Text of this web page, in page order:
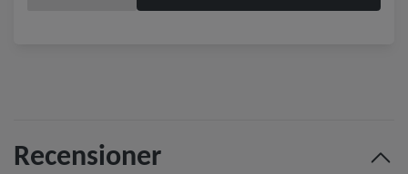
Recensioner